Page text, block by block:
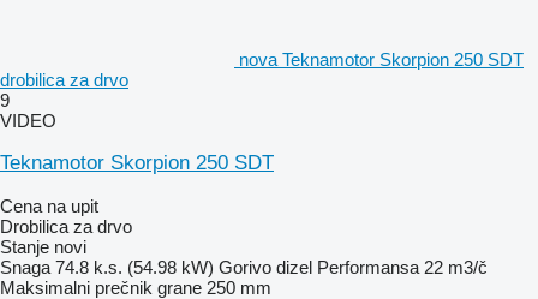
nova Teknamotor Skorpion 250 SDT
drobilica za drvo
9
VIDEO
Teknamotor Skorpion 250 SDT
Cena na upit
Drobilica za drvo
Stanje novi
Snaga 74.8 k.s. (54.98 kW) Gorivo dizel Performansa 22 m3/č
Maksimalni prečnik grane 250 mm